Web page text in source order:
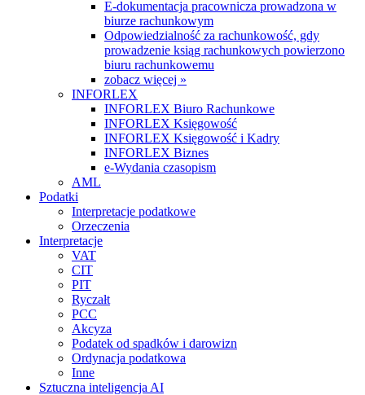
E-dokumentacja pracownicza prowadzona w
biurze rachunkowym
Odpowiedzialność za rachunkowość, gdy
prowadzenie ksiąg rachunkowych powierzono
biuru rachunkowemu
zobacz więcej »
INFORLEX
INFORLEX Biuro Rachunkowe
INFORLEX Księgowość
INFORLEX Księgowość i Kadry
INFORLEX Biznes
e-Wydania czasopism
AML
Podatki
Interpretacje podatkowe
Orzeczenia
Interpretacje
VAT
CIT
PIT
Ryczałt
PCC
Akcyza
Podatek od spadków i darowizn
Ordynacja podatkowa
Inne
Sztuczna inteligencja AI